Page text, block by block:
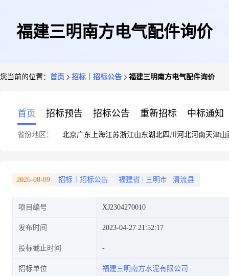
福建三明南方电气配件询价
您当前的位置： 首页 招标｜招标公告 福建三明南方电气配件询价
首页 招标预告 招标公告 重新招标 中标通知
省份地区： 北京广东 上海江苏浙江山东湖北四川 河北河南天津山
2026-08-09 招标｜招标公告 福建省 三明市 清流县
项目编号 XJ2304270010
发布时间 2023-04-27 21:52:17
投标截止时间
招标单位 福建三明南方水泥有限公司